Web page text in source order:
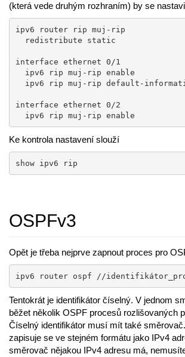
(která vede druhým rozhraním) by se
ipv6 router rip muj-rip
interface ethernet 0/1
interface ethernet 0/2
  ipv6 rip muj-rip enable
Ke kontrola nastavení slouží
show ipv6 rip
OSPFv3
Opět je třeba nejprve zapnout proces pro
ipv6 router ospf //
Tentokrát je identifikátor číselný. V jednom
běžet několik OSPF procesů rozlišovaných
Číselný identifikátor musí mít také
zapisuje se ve stejném formátu jako IPv4
směrovač nějakou IPv4 adresu má,